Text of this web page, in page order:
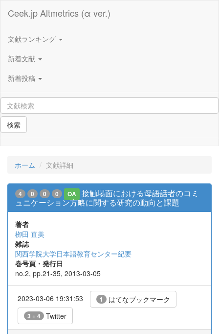
Ceek.jp Altmetrics (α ver.)
文献ランキング
新着文献
新着投稿
検索
ホーム 文献詳細
4 0 0 0 OA
接触場面における母語話者のコミ
ュニケーション方略に関する研究の動向と課題
著者
栁田 直美
雑誌
関西学院大学日本語教育センター紀要
巻号頁・発行日
no.2, pp.21-35, 2013-03-05
2023-03-06 19:31:53 1 はてなブックマーク
3 + 4 Twitter